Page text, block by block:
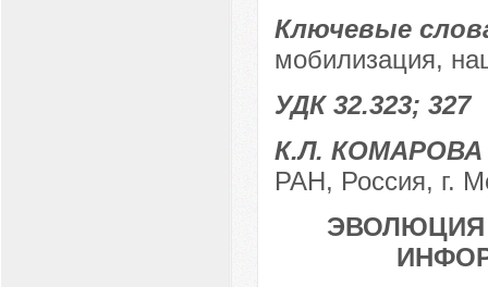
Ключевые
мобилизация,
УДК 32.323; 327
К.Л.
РАН, Россия, г.
ЭВОЛЮЦИЯ